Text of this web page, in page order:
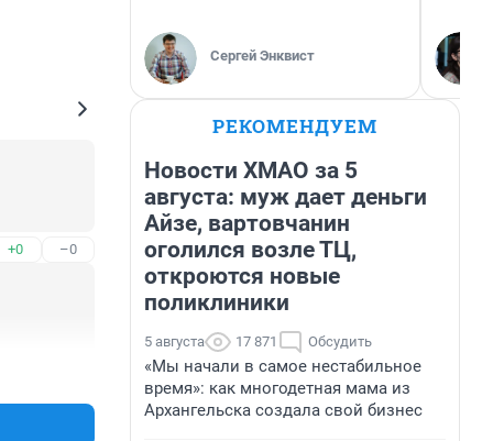
+0 –0
Сергей Энквист
РЕКОМЕНДУЕМ
Новости ХМАО за 5
августа: муж дает деньги
Айзе, вартовчанин
оголился возле ТЦ,
откроются новые
поликлиники
5 августа 17 871 Обсудить
«Мы начали в самое нестабильное
время»: как многодетная мама из
Архангельска создала свой бизнес